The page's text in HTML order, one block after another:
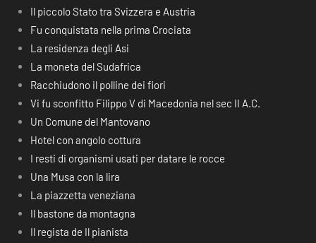
Il piccolo Stato tra Svizzera e Austria
Fu conquistata nella prima Crociata
La residenza degli Asi
La moneta del Sudafrica
Racchiudono il polline dei fiori
Vi fu sconfitto Filippo V di Macedonia nel sec II A.C.
Un Comune del Mantovano
Hotel con angolo cottura
I resti di organismi usati per datare le rocce
Una Musa con la lira
La piazzetta veneziana
Il bastone da montagna
Il regista de Il pianista